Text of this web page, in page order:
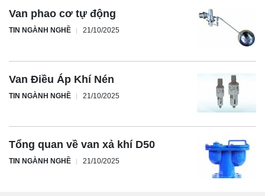
Van phao cơ tự động
TIN NGÀNH NGHỀ 21/10/2025
Van Điều Áp Khí Nén
TIN NGÀNH NGHỀ 21/10/2025
Tổng quan về van xả khí D50
TIN NGÀNH NGHỀ 21/10/2025